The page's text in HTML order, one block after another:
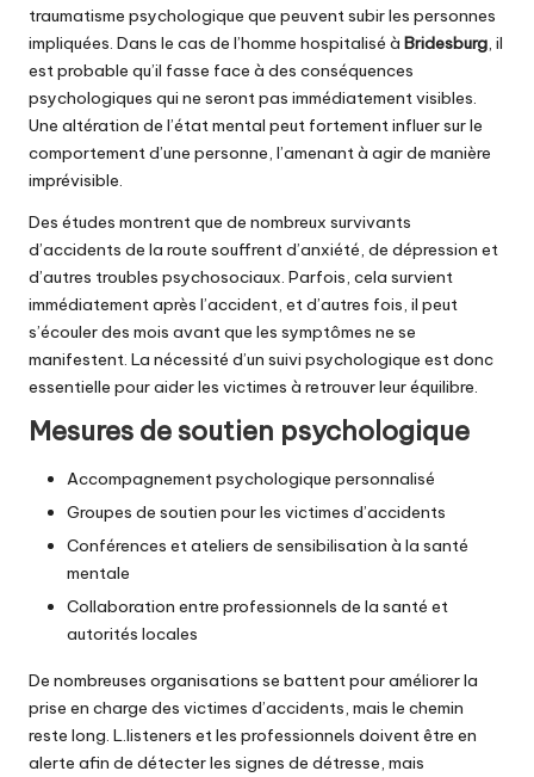
traumatisme psychologique que peuvent subir les personnes
impliquées. Dans le cas de l’homme hospitalisé à Bridesburg, il
est probable qu’il fasse face à des conséquences
psychologiques qui ne seront pas immédiatement visibles.
Une altération de l’état mental peut fortement influer sur le
comportement d’une personne, l’amenant à agir de manière
imprévisible.
Des études montrent que de nombreux survivants
d’accidents de la route souffrent d’anxiété, de dépression et
d’autres troubles psychosociaux. Parfois, cela survient
immédiatement après l’accident, et d’autres fois, il peut
s’écouler des mois avant que les symptômes ne se
manifestent. La nécessité d’un suivi psychologique est donc
essentielle pour aider les victimes à retrouver leur équilibre.
Mesures de soutien psychologique
Accompagnement psychologique personnalisé
Groupes de soutien pour les victimes d’accidents
Conférences et ateliers de sensibilisation à la santé
mentale
Collaboration entre professionnels de la santé et
autorités locales
De nombreuses organisations se battent pour améliorer la
prise en charge des victimes d’accidents, mais le chemin
reste long. L.listeners et les professionnels doivent être en
alerte afin de détecter les signes de détresse, mais